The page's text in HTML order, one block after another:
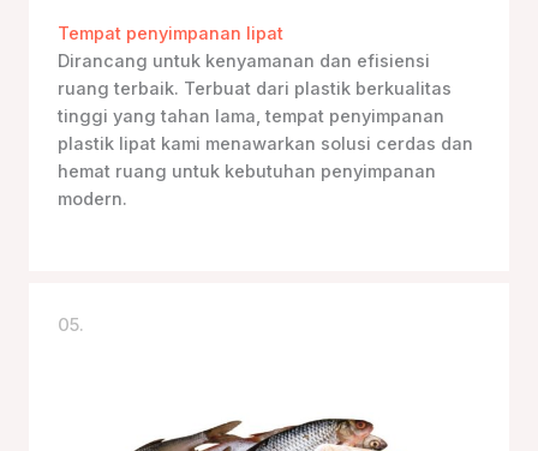
Tempat penyimpanan lipat
Dirancang untuk kenyamanan dan efisiensi
ruang terbaik. Terbuat dari plastik berkualitas
tinggi yang tahan lama, tempat penyimpanan
plastik lipat kami menawarkan solusi cerdas dan
hemat ruang untuk kebutuhan penyimpanan
modern.
05.